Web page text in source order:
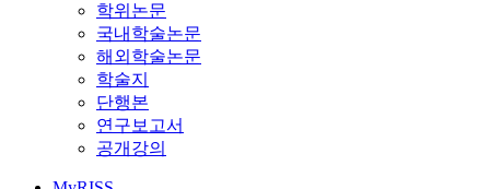
학위논문
국내학술논문
해외학술논문
학술지
단행본
연구보고서
공개강의